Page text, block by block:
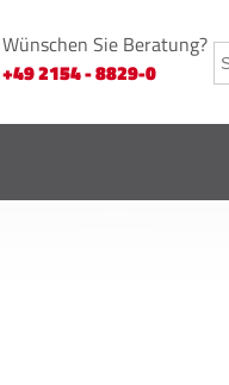
Wünschen Sie Beratung?
+49 2154 - 8829-0